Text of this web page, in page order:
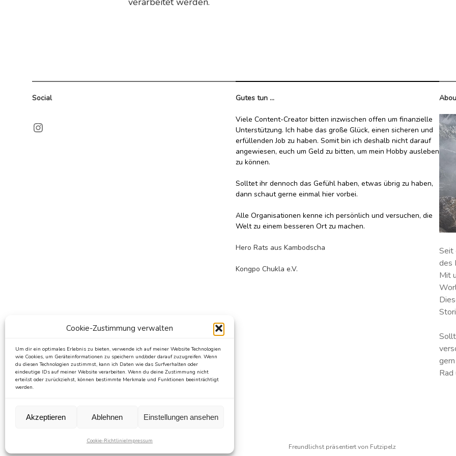
Cookie-Zustimmung verwalten
Um dir ein optimales Erlebnis zu bieten, verwende ich auf meiner Website Technologien
wie Cookies, um Geräteinformationen zu speichern und/oder darauf zuzugreifen. Wenn
du diesen Technologien zustimmst, kann ich Daten wie das Surfverhalten oder
eindeutige IDs auf meiner Website verarbeiten. Wenn du deine Zustimmung nicht
erteilst oder zurückziehst, können bestimmte Merkmale und Funktionen beeinträchtigt
werden.
Akzeptieren Ablehnen Einstellungen ansehen
Cookie-RichtlinieImpressum
Social
Instagram
Gutes tun ...
Viele Content-Creator bitten inzwischen offen um finanzielle
Unterstützung. Ich habe das große Glück, einen sicheren und
erfüllenden Job zu haben. Somit bin ich deshalb nicht darauf
angewiesen, euch um Geld zu bitten, um mein Hobby ausleben
zu können.
Solltet ihr dennoch das Gefühl haben, etwas übrig zu haben,
dann schaut gerne einmal hier vorbei.
Alle Organisationen kenne ich persönlich und versuchen, die
Welt zu einem besseren Ort zu machen.
Hero Rats aus Kambodscha
Kongpo Chukla e.V.
Seit
des
Mit
Freundlichst präsentiert von Futzipelz